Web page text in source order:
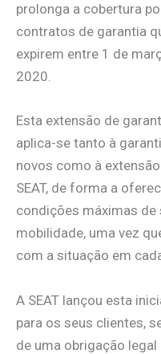
prolonga a cobertura
contratos de garantia
expirem entre 1 de
2020.
Esta extensão de
aplica-se tanto à
novos como à
SEAT, de forma a
condições máximas
mobilidade, uma vez
com a situação em
A SEAT lançou esta
para os seus clientes,
de uma obrigação